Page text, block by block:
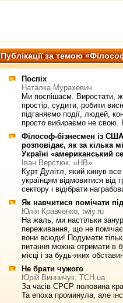
Публiкацiї за темою
Поспіх
Наталка Мурахевич
Ми поспішаєм. Виростати,
простір, судити, робити
підганяємо події, людей,
просто вибираємо не свою.
Філософ-бізнесмен із
розповідає, як за кілька
Україні «американський
Іван Верстюк, «НВ»
Курт Дулітл, який кинув
українцям відмовитися від
сектору і відібрати
Як навчитися помічати
Юлія Кравченко, twiy.ru
На жаль, ми настільки
переживання, що не
вони всюди! Подумати
питання можна отримати в
місці і за будь-яких
Не брати чужого
Юрій Винничук, ТСН.ua
За часів СРСР половина
Та епоха проминула, але